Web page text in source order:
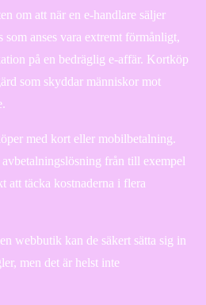
om att när en e-handlare säljer
anses vara extremt förmånligt,
på en bedräglig e-affär. Kortköp
som skyddar människor mot
med kort eller mobilbetalning.
från till exempel
att täcka kostnaderna i flera
webbutik kan de säkert sätta sig in
men det är helst inte